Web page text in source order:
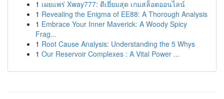
1 เผยแพร่ Xway777: ดีเยี่ยมสุด เกมสล็อตออนไลน์
1 Revealing the Enigma of EE88: A Thorough Analysis
1 Embrace Your Inner Maverick: A Woody Spicy
Frag...
1 Root Cause Analysis: Understanding the 5 Whys
1 Our Reservoir Complexes : A Vital Power ...